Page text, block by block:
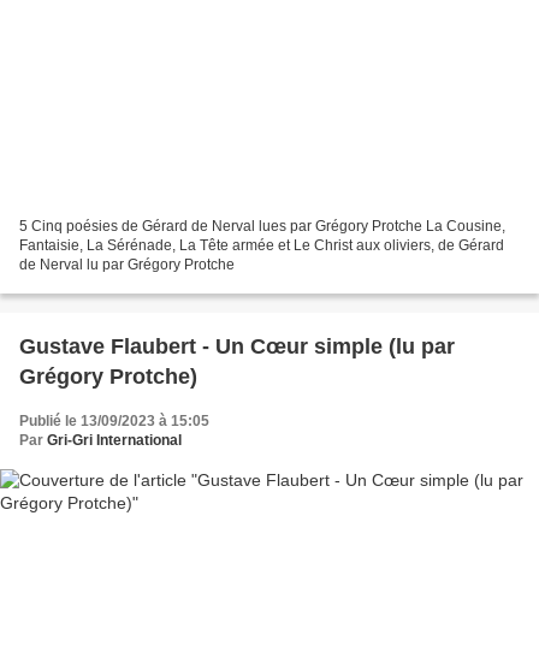
5 Cinq poésies de Gérard de Nerval lues par Grégory Protche La Cousine,
Fantaisie, La Sérénade, La Tête armée et Le Christ aux oliviers, de Gérard
de Nerval lu par Grégory Protche
Gustave Flaubert - Un Cœur simple (lu par
Grégory Protche)
Publié le 13/09/2023 à 15:05
Par Gri-Gri International